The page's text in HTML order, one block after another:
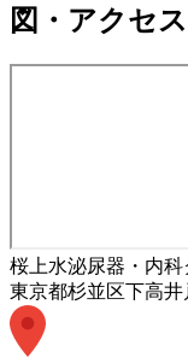
図・アクセス
桜上水泌尿器・内科
東京都杉並区下高